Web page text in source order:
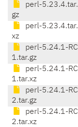
perl-5.23.4.tar.
gz
perl-5.23.4.tar.
xz
perl-5.24.1-RC
1.tar.gz
perl-5.24.1-RC
1.tar.xz
perl-5.24.1-RC
2.tar.gz
perl-5.24.1-RC
2.tar.xz